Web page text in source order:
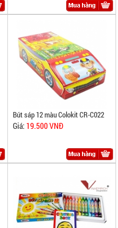
Bút sáp 12 màu Colokit CR-C022
Giá: 19.500 VNĐ